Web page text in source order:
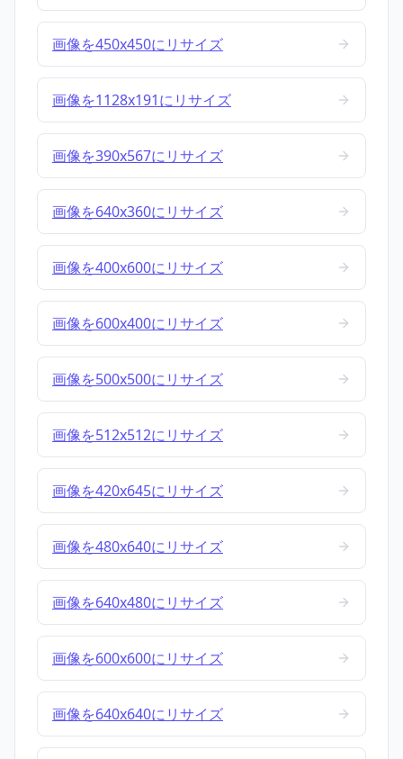
画像を450x450にリサイズ
画像を1128x191にリサイズ
画像を390x567にリサイズ
画像を640x360にリサイズ
画像を400x600にリサイズ
画像を600x400にリサイズ
画像を500x500にリサイズ
画像を512x512にリサイズ
画像を420x645にリサイズ
画像を480x640にリサイズ
画像を640x480にリサイズ
画像を600x600にリサイズ
画像を640x640にリサイズ